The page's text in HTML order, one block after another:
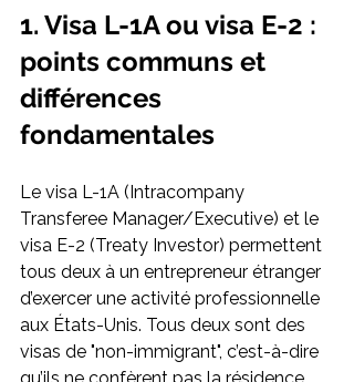
1. Visa L-1A ou visa E-2 :
points communs et
différences
fondamentales
Le visa L-1A (Intracompany
Transferee Manager/Executive) et le
visa E-2 (Treaty Investor) permettent
tous deux à un entrepreneur étranger
d’exercer une activité professionnelle
aux États-Unis. Tous deux sont des
visas de "non-immigrant", c’est-à-dire